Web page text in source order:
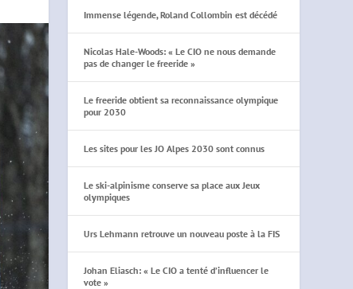
Immense légende, Roland Collombin est décédé
Nicolas Hale-Woods: « Le CIO ne nous demande
pas de changer le freeride »
Le freeride obtient sa reconnaissance olympique
pour 2030
Les sites pour les JO Alpes 2030 sont connus
Le ski-alpinisme conserve sa place aux Jeux
olympiques
Urs Lehmann retrouve un nouveau poste à la FIS
Johan Eliasch: « Le CIO a tenté d’influencer le
vote »